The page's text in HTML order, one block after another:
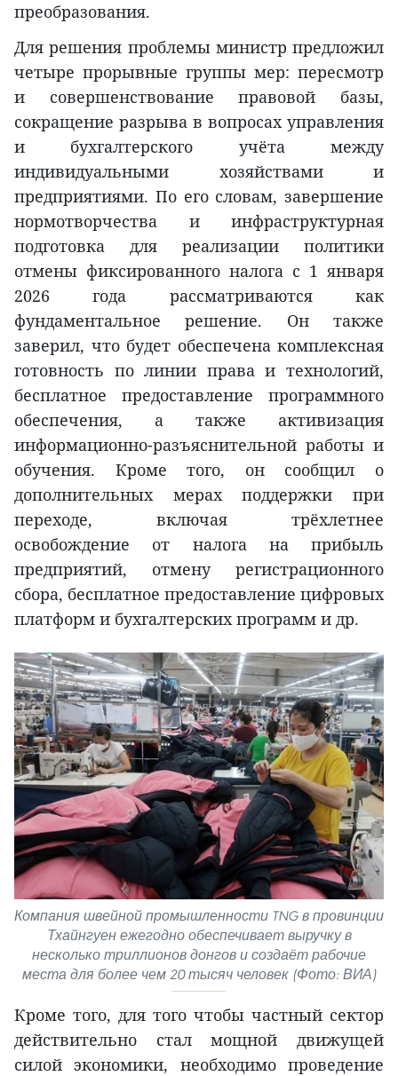
преобразования.
Для решения проблемы министр предложил
четыре прорывные группы мер: пересмотр
и совершенствование правовой базы,
сокращение разрыва в вопросах управления
и бухгалтерского учёта между
индивидуальными хозяйствами и
предприятиями. По его словам, завершение
нормотворчества и инфраструктурная
подготовка для реализации политики
отмены фиксированного налога с 1 января
2026 года рассматриваются как
фундаментальное решение. Он также
заверил, что будет обеспечена комплексная
готовность по линии права и технологий,
бесплатное предоставление программного
обеспечения, а также активизация
информационно-разъяснительной работы и
обучения. Кроме того, он сообщил о
дополнительных мерах поддержки при
переходе, включая трёхлетнее
освобождение от налога на прибыль
предприятий, отмену регистрационного
сбора, бесплатное предоставление цифровых
платформ и бухгалтерских программ и др.
Компания швейной промышленности TNG в провинции
Тхайнгуен ежегодно обеспечивает выручку в
несколько триллионов донгов и создаёт рабочие
места для более чем 20 тысяч человек (Фото: ВИА)
Кроме того, для того чтобы частный сектор
действительно стал мощной движущей
силой экономики, необходимо проведение